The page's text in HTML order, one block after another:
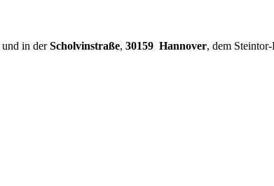
und in derScholvinstraße, 30159 Hannover, dem